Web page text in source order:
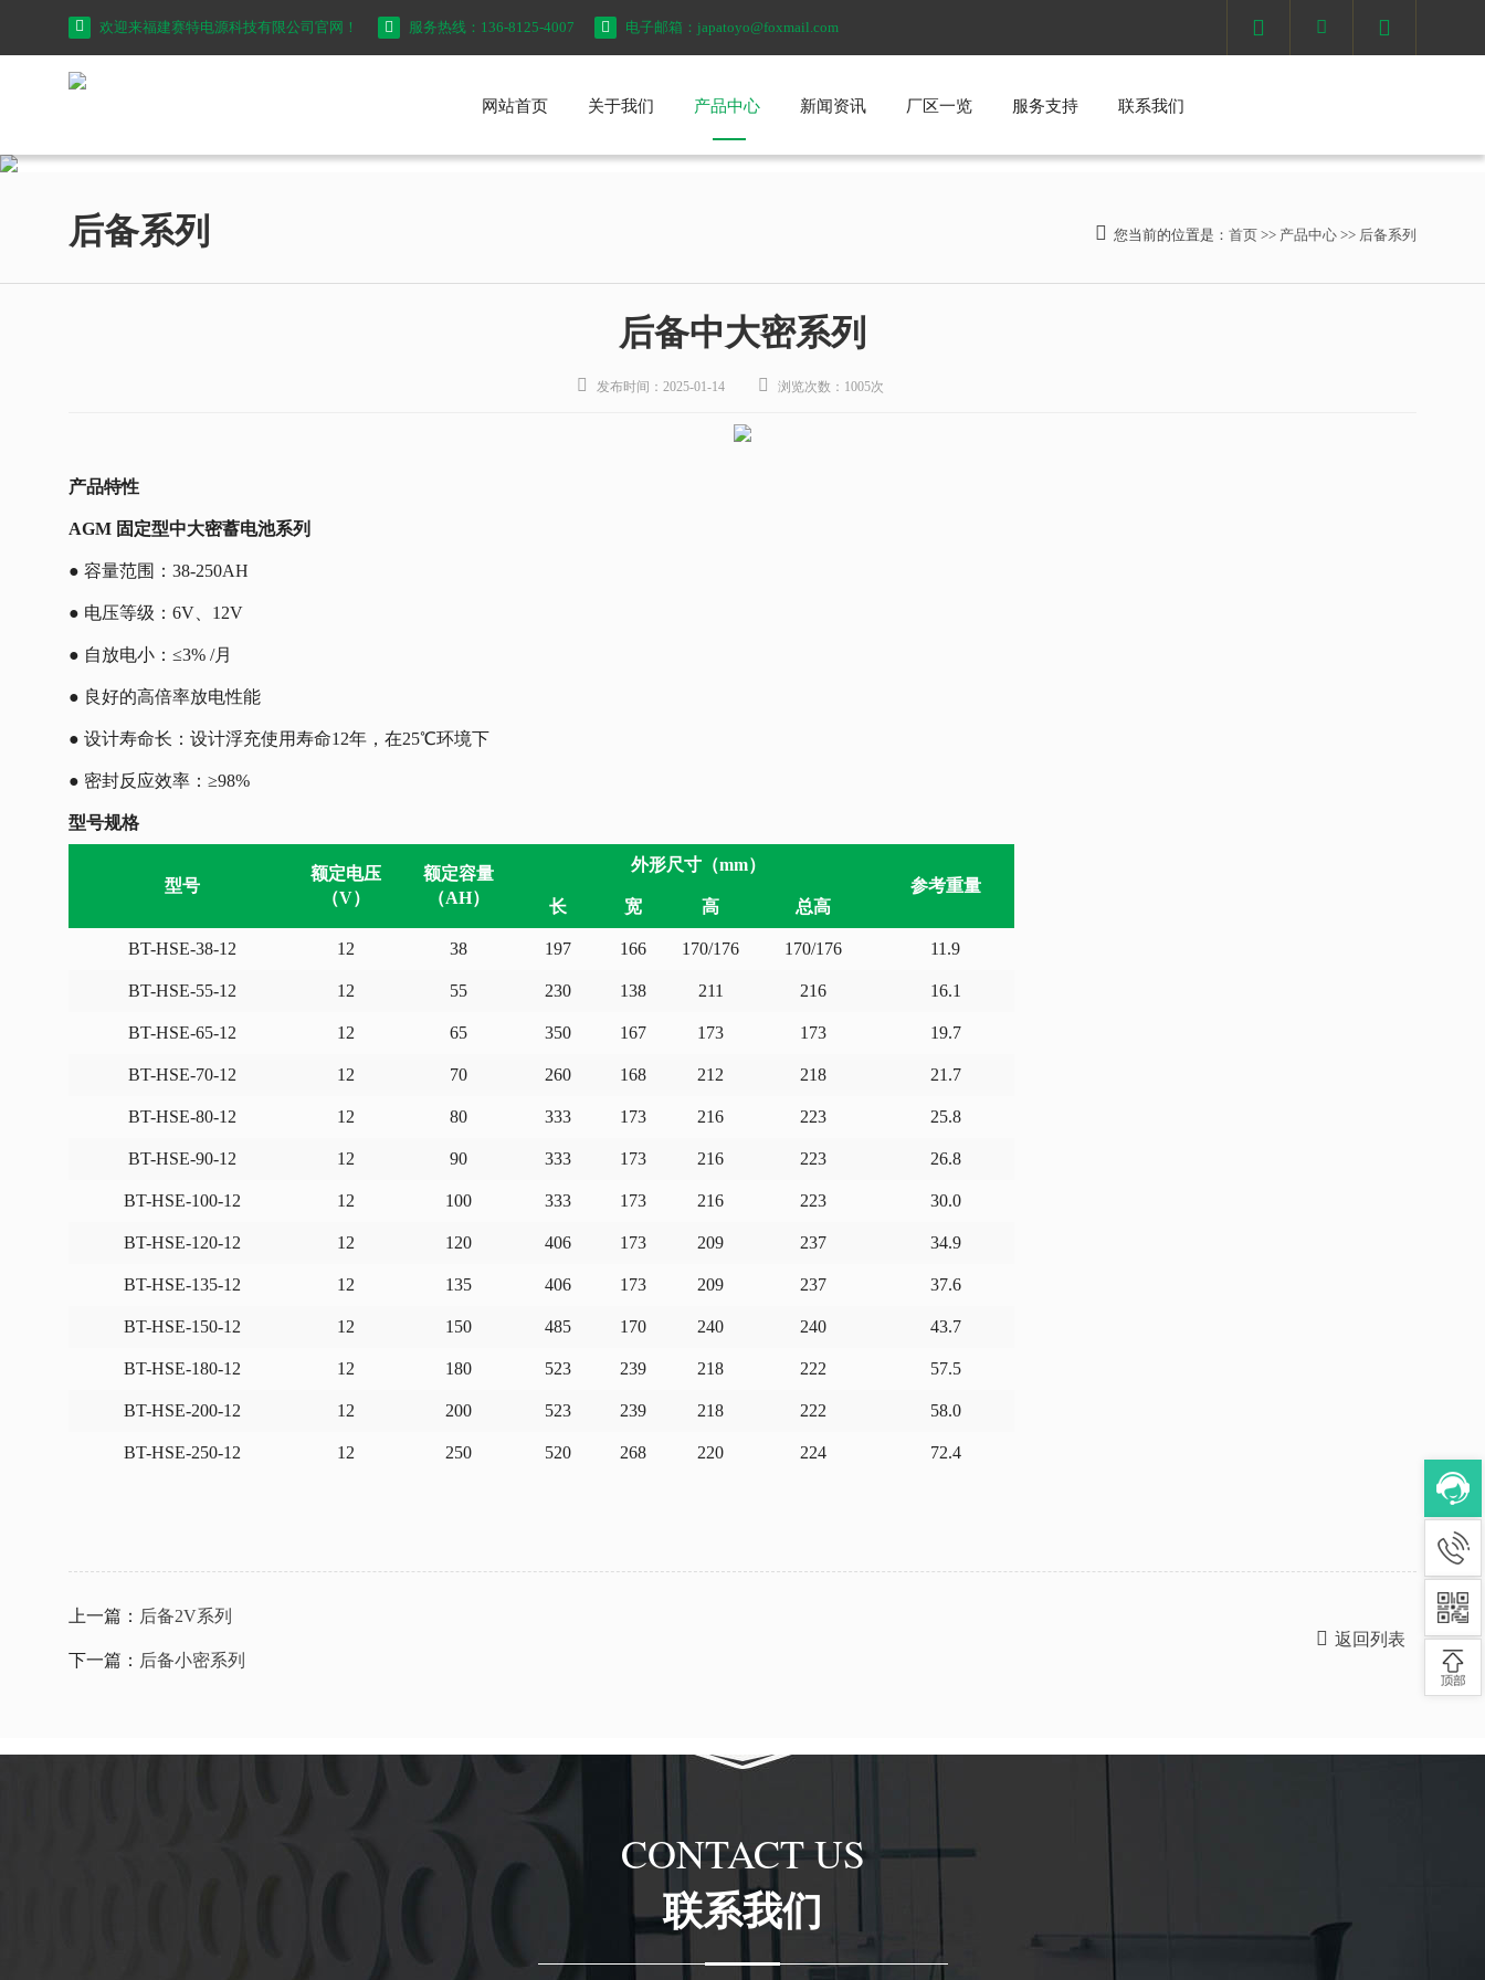
 欢迎来福建赛特电源科技有限公司官网！  服务热线：136-8125-4007  电子邮箱：japatoyo@foxmail.com   
网站首页 关于我们 产品中心 新闻资讯 厂区一览 服务支持 联系我们
后备系列  您当前的位置是： 首页 >> 产品中心 >> 后备系列
后备中大密系列
 发布时间：2025-01-14  浏览次数：1005次
产品特性
AGM 固定型中大密蓄电池系列
● 容量范围：38-250AH
● 电压等级：6V、12V
● 自放电小：≤3% /月
● 良好的高倍率放电性能
● 设计寿命长：设计浮充使用寿命12年，在25℃环境下
● 密封反应效率：≥98%
型号规格
型号
额定电压
（V）
额定容量
（AH）
外形尺寸（mm）
参考重量
长
宽 高 总高
BT-HSE-38-12 12 38 197 166 170/176 170/176 11.9
BT-HSE-55-12 12 55 230 138 211 216 16.1
BT-HSE-65-12 12 65 350 167 173 173 19.7
BT-HSE-70-12 12 70 260 168 212 218 21.7
BT-HSE-80-12 12 80 333 173 216 223 25.8
BT-HSE-90-12 12 90 333 173 216 223 26.8
BT-HSE-100-12 12 100 333 173 216 223 30.0
BT-HSE-120-12 12 120 406 173 209 237 34.9
BT-HSE-135-12 12 135 406 173 209 237 37.6
BT-HSE-150-12 12 150 485 170 240 240 43.7
BT-HSE-180-12 12 180 523 239 218 222 57.5
BT-HSE-200-12 12 200 523 239 218 222 58.0
BT-HSE-250-12 12 250 520 268 220 224 72.4
上一篇： 后备2V系列
下一篇： 后备小密系列
 返回列表
CONTACT US
联系我们